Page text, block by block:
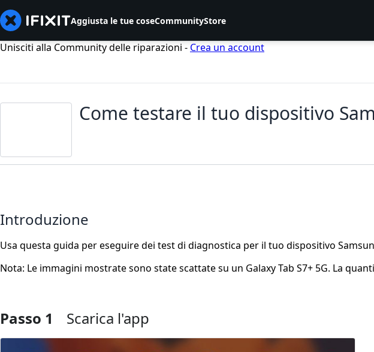
Aggiusta le tue coseCommunityStore
Unisciti alla Community delle riparazioni - Crea un account
Come testare il tuo dispositivo
Introduzione
Usa questa guida per eseguire dei test di diagnostica per il tuo dispositivo
Nota: Le immagini mostrate sono state scattate su un Galaxy Tab S7+ 5G. La
Passo 1 Scarica l'app